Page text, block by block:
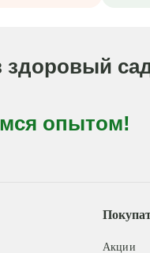
здоровый
опытом!
Акции